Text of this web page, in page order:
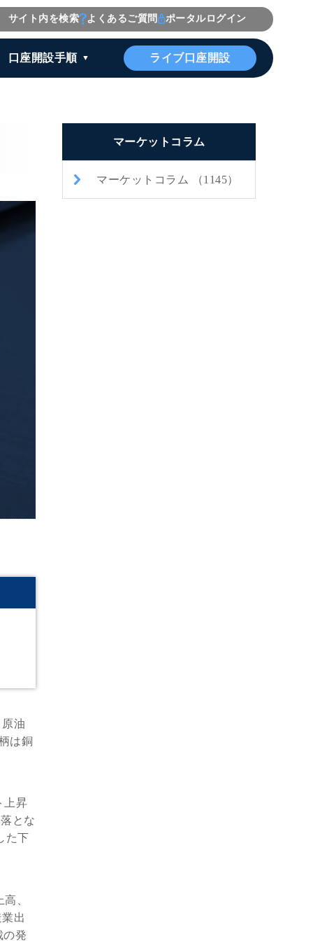
サイト内を検索 よくあるご質問 ポータルログイン
口座開設手順 ライブ口座開設
油
は銅
上昇
とな
た下
、
出
の発
マーケットコラム
マーケットコラム （1145）